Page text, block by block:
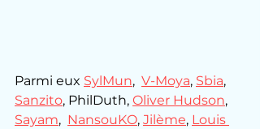
Parmi eux SylMun, V-Moya, Sbia,
Sanzito, PhilDuth, Oliver Hudson,
Sayam, NansouKO, Jilème, Louis